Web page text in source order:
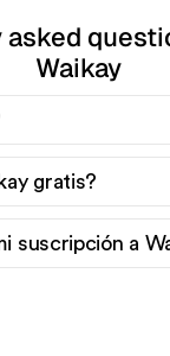
asked
Waikay
gratis?
suscripción a